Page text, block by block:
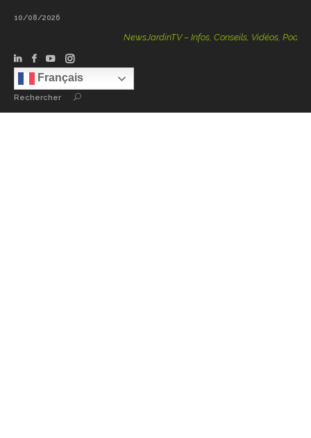
10/08/2026
NewsJardinTV – Infos, Conseils, Vidéos, Podcasts –
Français
Rechercher